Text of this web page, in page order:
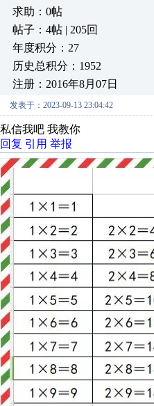
求助：0帖
帖子：4帖 | 205回
年度积分：27
历史总积分：1952
注册：2016年8月07日
发表于：2023-09-13 23:04:42
私信我吧 我教你
回复 引用 举报